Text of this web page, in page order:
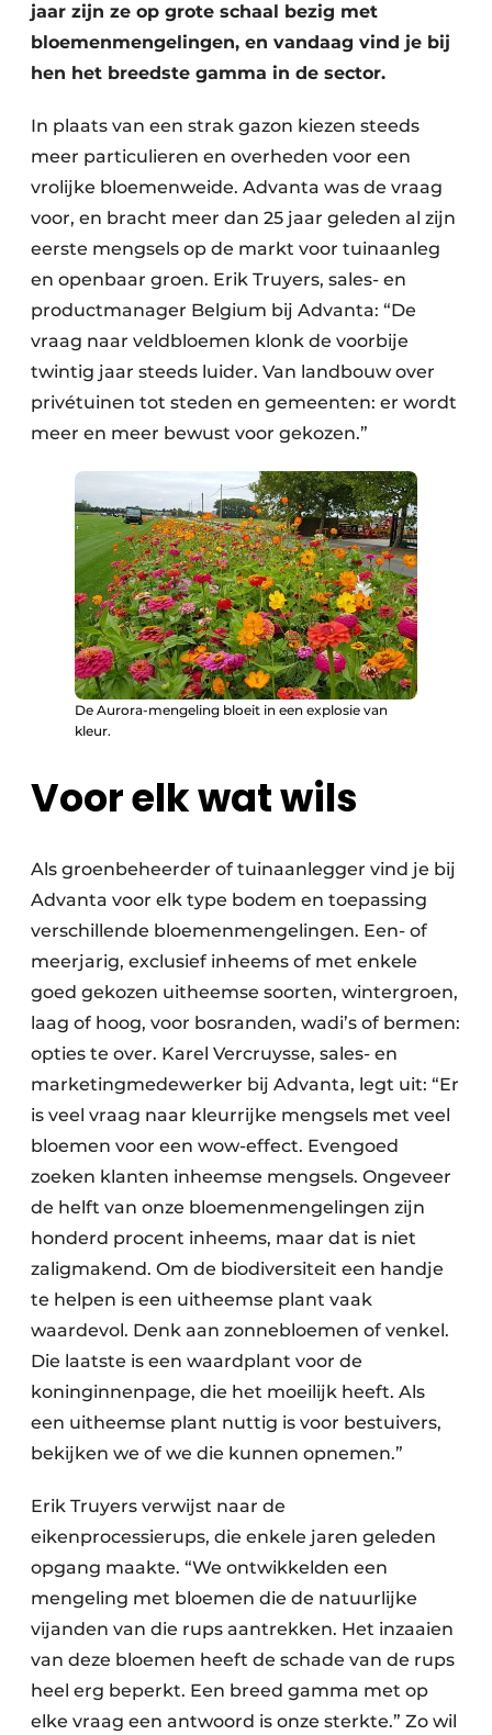
jaar zijn ze op grote schaal bezig met
bloemenmengelingen, en vandaag vind je bij
hen het breedste gamma in de sector.
In plaats van een strak gazon kiezen steeds
meer particulieren en overheden voor een
vrolijke bloemenweide. Advanta was de vraag
voor, en bracht meer dan 25 jaar geleden al zijn
eerste mengsels op de markt voor tuinaanleg
en openbaar groen. Erik Truyers, sales- en
productmanager Belgium bij Advanta: “De
vraag naar veldbloemen klonk de voorbije
twintig jaar steeds luider. Van landbouw over
privétuinen tot steden en gemeenten: er wordt
meer en meer bewust voor gekozen.”
De Aurora-mengeling bloeit in een explosie van
kleur.
Voor elk wat wils
Als groenbeheerder of tuinaanlegger vind je bij
Advanta voor elk type bodem en toepassing
verschillende bloemenmengelingen. Een- of
meerjarig, exclusief inheems of met enkele
goed gekozen uitheemse soorten, wintergroen,
laag of hoog, voor bosranden, wadi’s of bermen:
opties te over. Karel Vercruysse, sales- en
marketingmedewerker bij Advanta, legt uit: “Er
is veel vraag naar kleurrijke mengsels met veel
bloemen voor een wow-effect. Evengoed
zoeken klanten inheemse mengsels. Ongeveer
de helft van onze bloemenmengelingen zijn
honderd procent inheems, maar dat is niet
zaligmakend. Om de biodiversiteit een handje
te helpen is een uitheemse plant vaak
waardevol. Denk aan zonnebloemen of venkel.
Die laatste is een waardplant voor de
koninginnenpage, die het moeilijk heeft. Als
een uitheemse plant nuttig is voor bestuivers,
bekijken we of we die kunnen opnemen.”
Erik Truyers verwijst naar de
eikenprocessierups, die enkele jaren geleden
opgang maakte. “We ontwikkelden een
mengeling met bloemen die de natuurlijke
vijanden van die rups aantrekken. Het inzaaien
van deze bloemen heeft de schade van de rups
heel erg beperkt. Een breed gamma met op
elke vraag een antwoord is onze sterkte.” Zo wil